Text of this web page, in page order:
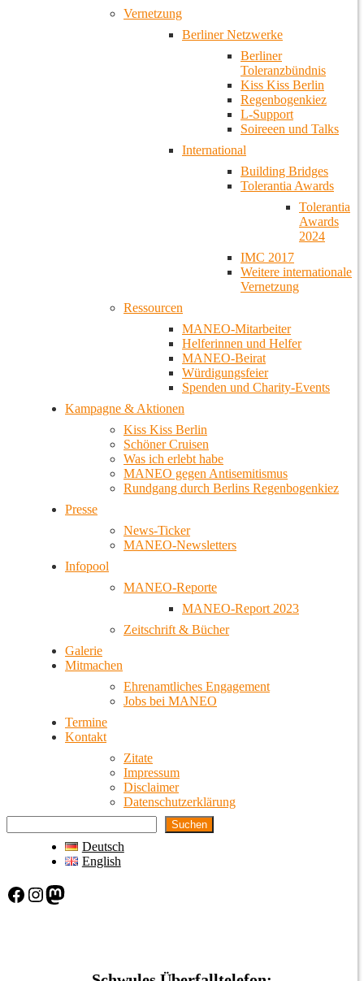
Vernetzung
Berliner Netzwerke
Berliner
Toleranzbündnis
Kiss Kiss Berlin
Regenbogenkiez
L-Support
Soireeen und Talks
International
Building Bridges
Tolerantia Awards
Tolerantia
Awards
2024
IMC 2017
Weitere internationale
Vernetzung
Ressourcen
MANEO-Mitarbeiter
Helferinnen und Helfer
MANEO-Beirat
Würdigungsfeier
Spenden und Charity-Events
Kampagne & Aktionen
Kiss Kiss Berlin
Schöner Cruisen
Was ich erlebt habe
MANEO gegen Antisemitismus
Rundgang durch Berlins Regenbogenkiez
Presse
News-Ticker
MANEO-Newsletters
Infopool
MANEO-Reporte
MANEO-Report 2023
Zeitschrift & Bücher
Galerie
Mitmachen
Ehrenamtliches Engagement
Jobs bei MANEO
Termine
Kontakt
Zitate
Impressum
Disclaimer
Datenschutzerklärung
Suchen
Deutsch
English
Facebook Instagram Mastodon